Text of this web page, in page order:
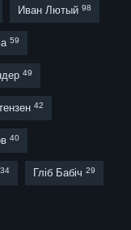
Иван Лютый 98
59
49
42
40
34 Гліб Бабіч 29